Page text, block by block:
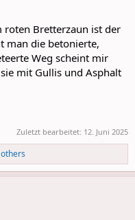
roten Bretterzaun ist der
man die betonierte,
Weg scheint mir
mit Gullis und Asphalt
Zuletzt bearbeitet: 12. Juni 2025